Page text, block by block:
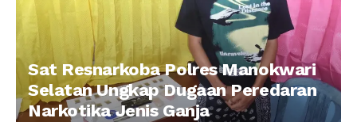
Sat Resnarkoba Polres Manokwari
Selatan Ungkap Dugaan Peredaran
Narkotika Jenis Ganja